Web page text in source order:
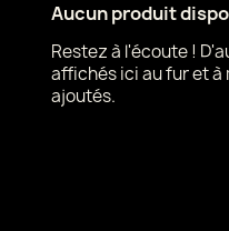
Aucun produit
Restez à l'écoute !
affichés ici au fur et à
ajoutés.